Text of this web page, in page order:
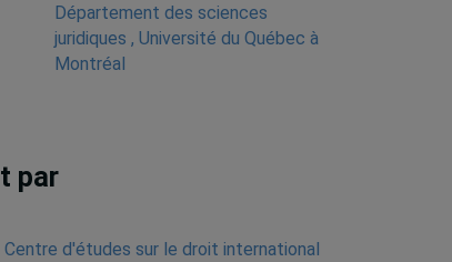
Département des sciences
juridiques , Université du Québec à
Montréal
par
Centre d'études sur le droit international